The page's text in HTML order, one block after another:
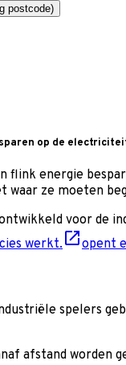
postcode)
op de
flink energie
ze moeten
voor de
werkt.
opent
spelers
afstand